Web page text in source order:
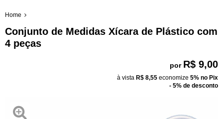
Home
Conjunto de Medidas Xícara de Plástico com
4 peças
por R$ 9,00
à vista R$ 8,55 economize 5% no Pix
- 5% de desconto